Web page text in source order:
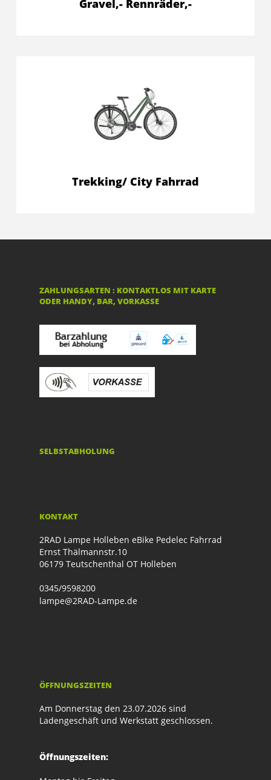
Gravel,- Rennräder,-
Trekking/ City Fahrrad
ZAHLUNGSARTEN : KONTAKTLOS MIT KARTE
ODER HANDY, BAR, VORKASSE
SELBSTABHOLUNG
KONTAKT
2RAD Lampe Holleben eBike Pedelec Fahrrad
Ernst Thälmannstr.10
06179 Teutschenthal OT Holleben
0345/9598200
lampe@2RAD-Lampe.de
ÖFFNUNGSZEITEN
Am Donnerstag den 23.07.2026 sind
Ladengeschäft und Werkstatt geschlossen.
Öffnungszeiten: